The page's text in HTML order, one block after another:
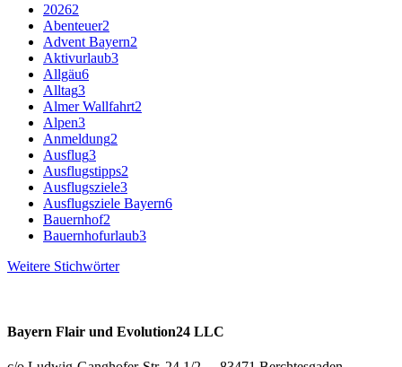
20262
Abenteuer2
Advent Bayern2
Aktivurlaub3
Allgäu6
Alltag3
Almer Wallfahrt2
Alpen3
Anmeldung2
Ausflug3
Ausflugstipps2
Ausflugsziele3
Ausflugsziele Bayern6
Bauernhof2
Bauernhofurlaub3
Weitere Stichwörter
Bayern Flair und Evolution24 LLC